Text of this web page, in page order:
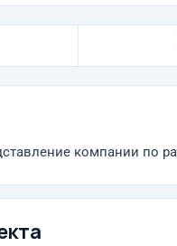
компании по